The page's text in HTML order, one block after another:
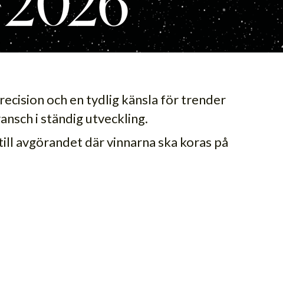
och en tydlig känsla för trender
i ständig utveckling.
avgörandet där vinnarna ska koras på